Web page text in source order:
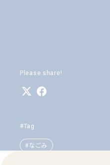
Please share!
#Tag
#なごみ